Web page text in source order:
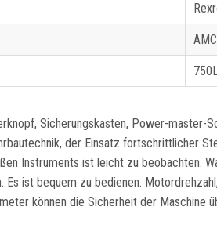
Sicherungskasten, Power-master-
der Einsatz fortschrittlicher
Instruments ist leicht zu beobachten.
ist bequem zu bedienen.
können die Sicherheit der Maschine